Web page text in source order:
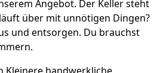
Angebot. Der Keller steht
über mit unnötigen Dingen?
und entsorgen. Du brauchst